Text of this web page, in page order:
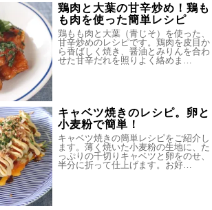
鶏肉と大葉の甘辛炒め！鶏も
も肉を使った簡単レシピ
鶏もも肉と大葉（青じそ）を使った、
甘辛炒めのレシピです。鶏肉を皮目か
ら香ばしく焼き、醤油とみりんを合わ
せた甘辛だれを照りよく絡めま…
キャベツ焼きのレシピ。卵と
小麦粉で簡単！
キャベツ焼きの簡単レシピをご紹介し
ます。薄く焼いた小麦粉の生地に、た
っぷりの千切りキャベツと卵をのせ、
半分に折って仕上げます。お好…